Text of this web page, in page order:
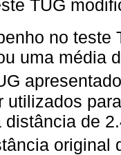
TUG
no teste
uma média
utilizados
distância de
original